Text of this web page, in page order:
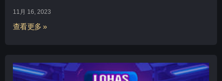
11月 16, 2023
查看更多 »